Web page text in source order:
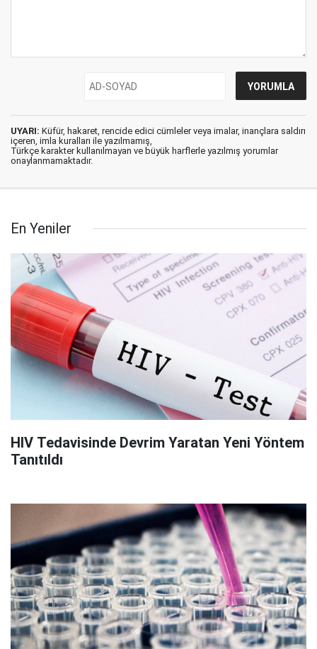
UYARI: Küfür, hakaret, rencide edici cümleler veya imalar, inançlara saldırı
içeren, imla kuralları ile yazılmamış,
Türkçe karakter kullanılmayan ve büyük harflerle yazılmış yorumlar
onaylanmamaktadır.
En Yeniler
HIV Tedavisinde Devrim Yaratan Yeni Yöntem
Tanıtıldı